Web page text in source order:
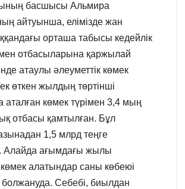
басшысы Альмира
айтуынша, елімізде жан
орташа табысы кедейлік
отбасыларына қаржылай
атаулы әлеуметтік көмек
өткен жылдың төртінші
аталған көмек түрімен 3,4 мың
отбасы қамтылған. Бұл
1,5 млрд теңге
Алайда ағымдағы жылы
көмек алатындар саны көбеюі
болжануда. Себебі, биылдан